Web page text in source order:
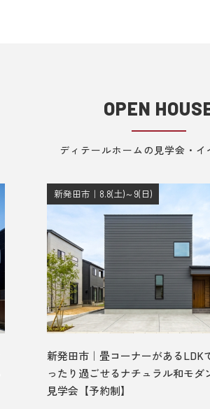
OPEN
ディテールホームの見学会・イ
新発田市｜8.8(土)～9(日)
新発田市｜畳コーナーがあるLDK
ったり過ごせるナチュラル和モダ
見学会【予約制】